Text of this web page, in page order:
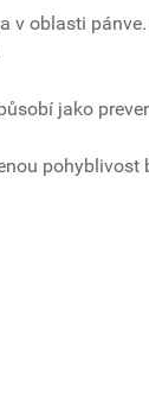
v oblasti
jako
pohyblivost